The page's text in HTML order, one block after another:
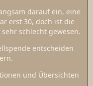
darauf ein, eine
erst 30, doch ist die
schlecht gewesen.
entscheiden
und Übersichten